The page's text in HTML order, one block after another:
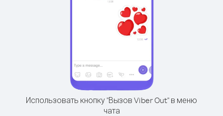
Использовать кнопку "Вызов Viber Out" в меню
чата